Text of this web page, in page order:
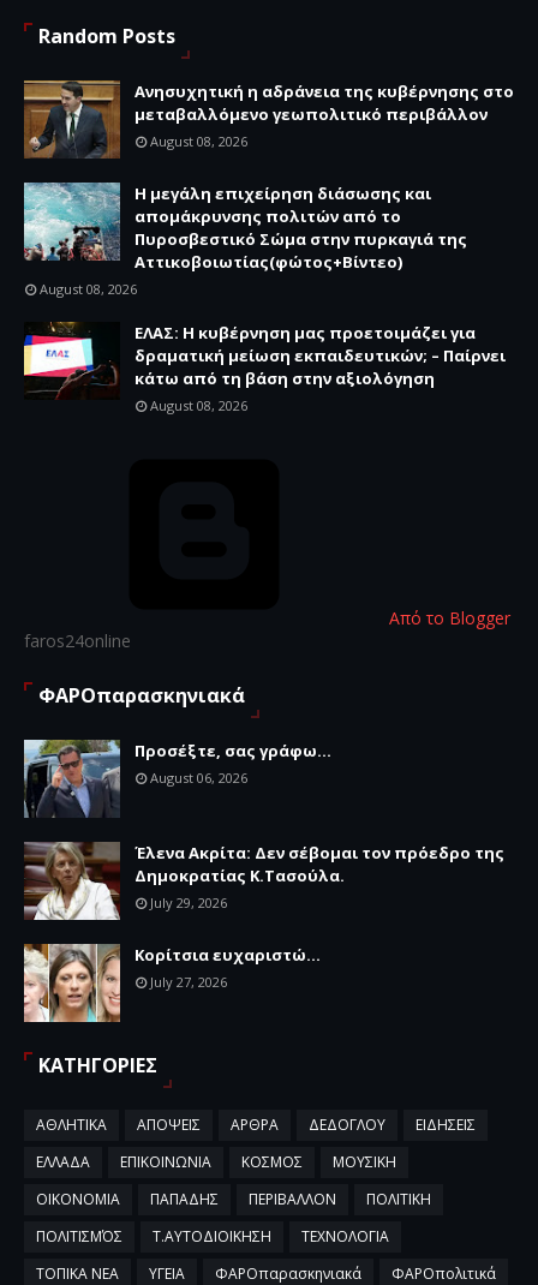
Random Posts
Ανησυχητική η αδράνεια της κυβέρνησης στο
μεταβαλλόμενο γεωπολιτικό περιβάλλον
August 08, 2026
Η μεγάλη επιχείρηση διάσωσης και
απομάκρυνσης πολιτών από το
Πυροσβεστικό Σώμα στην πυρκαγιά της
Αττικοβοιωτίας(φώτος+Βίντεο)
August 08, 2026
ΕΛΑΣ: Η κυβέρνηση μας προετοιμάζει για
δραματική μείωση εκπαιδευτικών; – Παίρνει
κάτω από τη βάση στην αξιολόγηση
August 08, 2026
Από το Blogger
faros24online
ΦΑΡΟπαρασκηνιακά
Προσέξτε, σας γράφω...
August 06, 2026
Έλενα Ακρίτα: Δεν σέβομαι τον πρόεδρο της
Δημοκρατίας Κ.Τασούλα.
July 29, 2026
Κορίτσια ευχαριστώ...
July 27, 2026
ΚΑΤΗΓΟΡΙΕΣ
ΑΘΛΗΤΙΚΑ ΑΠΟΨΕΙΣ ΑΡΘΡΑ ΔΕΔΟΓΛΟΥ
ΕΙΔΗΣΕΙΣ
ΕΛΛΑΔΑ
ΕΠΙΚΟΙΝΩΝΙΑ ΚΟΣΜΟΣ
ΜΟΥΣΙΚΗ
ΟΙΚΟΝΟΜΙΑ
ΠΑΠΑΔΗΣ ΠΕΡΙΒΑΛΛΟΝ
ΠΟΛΙΤΙΚΗ
ΠΟΛΙΤΙΣΜΌΣ
Τ.ΑΥΤΟΔΙΟΙΚΗΣΗ
ΤΕΧΝΟΛΟΓΙΑ
ΤΟΠΙΚΑ ΝΕΑ
ΥΓΕΙΑ ΦΑΡΟπαρασκηνιακά ΦΑΡΟπολιτικά